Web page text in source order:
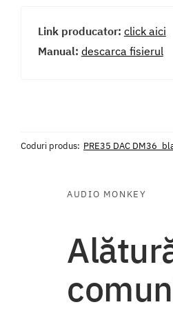
Link producator: click aici
Manual: descarca fisierul
Coduri produs: PRE35 DAC
AUDIO MONKEY